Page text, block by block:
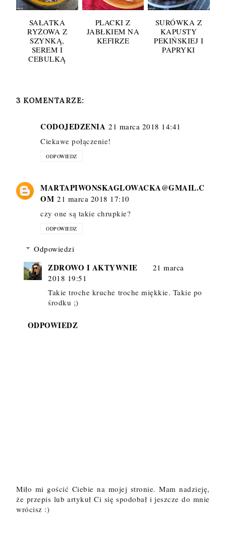
SAŁATKA
RYŻOWA Z
SZYNKĄ,
SEREM I
CEBULKĄ
PLACKI Z
JABŁKIEM NA
KEFIRZE
SURÓWKA Z
KAPUSTY
PEKIŃSKIEJ I
PAPRYKI
3 KOMENTARZE:
CODOJEDZENIA 21 marca 2018 14:41
Ciekawe połączenie!
ODPOWIEDZ
MARTAPIWONSKAGLOWACKA@GMAIL.C
OM 21 marca 2018 17:10
czy one są takie chrupkie?
ODPOWIEDZ
Odpowiedzi
ZDROWO I AKTYWNIE
21 marca
2018 19:51
Takie troche kruche troche miękkie. Takie po
środku ;)
ODPOWIEDZ
Miło mi gościć Ciebie na mojej stronie. Mam nadzieję,
że przepis lub artykuł Ci się spodobał i jeszcze do mnie
wrócisz :)